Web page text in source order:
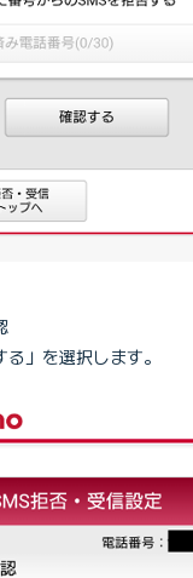
る」を選択します。